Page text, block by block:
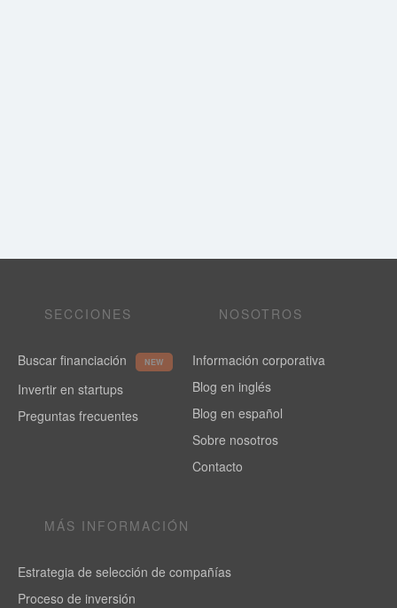
SECCIONES
Buscar financiación NEW
Invertir en startups
Preguntas frecuentes
NOSOTROS
Información corporativa
Blog en inglés
Blog en español
Sobre nosotros
Contacto
MÁS INFORMACIÓN
Estrategia de selección de compañías
Proceso de inversión